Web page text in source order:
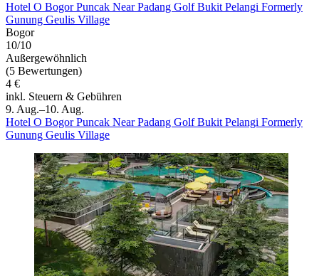
Hotel O Bogor Puncak Near Padang Golf Bukit Pelangi Formerly
Gunung Geulis Village
Bogor
10/10
Außergewöhnlich
(5 Bewertungen)
4 €
inkl. Steuern & Gebühren
9. Aug.–10. Aug.
Hotel O Bogor Puncak Near Padang Golf Bukit Pelangi Formerly
Gunung Geulis Village